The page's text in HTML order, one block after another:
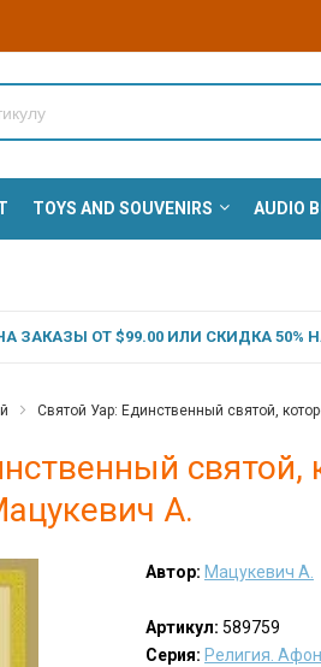
TOYS AND SOUVENIRS AUDIO
ЗАКАЗЫ ОТ $99.00 ИЛИ СКИДКА 50%
Святой Уар: Единственный святой,
А.
Автор: Мацукевич А.
Артикул: 589759
Серия: Религия.